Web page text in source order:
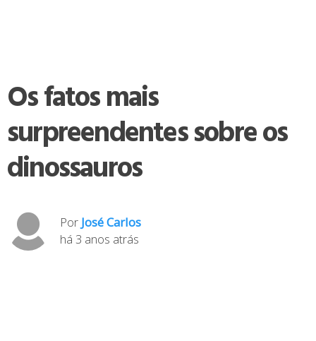
Os fatos mais
surpreendentes sobre os
dinossauros
Por José Carlos
há 3 anos atrás